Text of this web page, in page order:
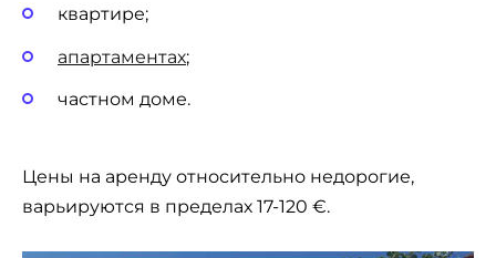
квартире;
апартаментах;
частном доме.
Цены на аренду относительно недорогие,
варьируются в пределах 17-120 €.